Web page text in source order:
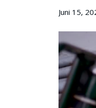
Juni 15,